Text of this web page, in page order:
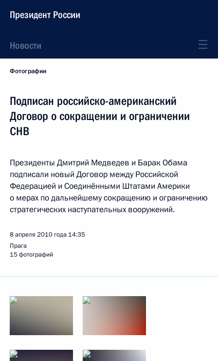
Президент России
Новости
Фотографии
Подписан российско-американский
Договор о сокращении и ограничении
СНВ
Президенты Дмитрий Медведев и Барак Обама
подписали новый Договор между Российской
Федерацией и Соединёнными Штатами Америки
о мерах по дальнейшему сокращению и ограничению
стратегических наступательных вооружений.
8 апреля 2010 года 14:35
Прага
15 фотографий